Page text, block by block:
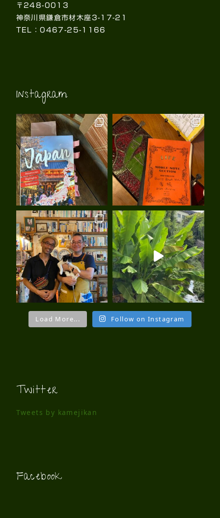
〒248-0013
神奈川県鎌倉市材木座3-17-21
TEL：0467-25-1166
Instagram
Load More... Follow on Instagram
Twitter
Tweets by kamejikan
Facebook